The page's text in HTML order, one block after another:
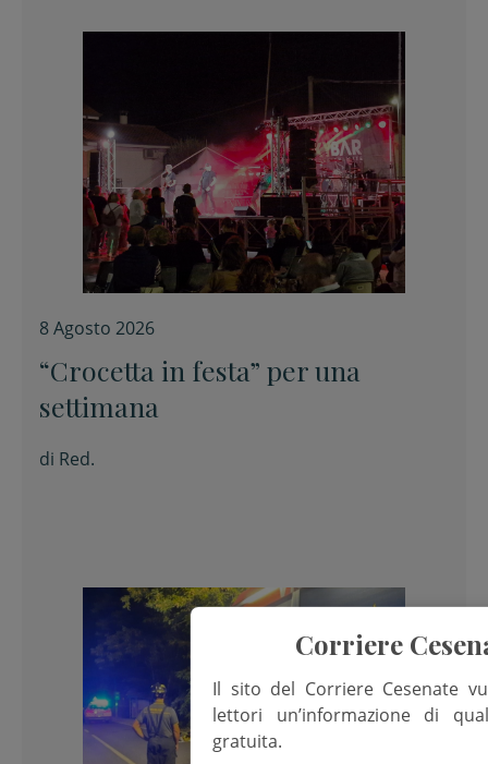
8 Agosto 2026
“Crocetta in festa” per una
settimana
di Red.
Corriere
Il sito del Corriere Cesenate
lettori un’informazione di
gratuita.